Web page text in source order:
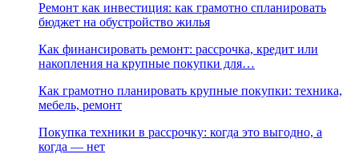
Ремонт как инвестиция: как грамотно спланировать
бюджет на обустройство жилья
Как финансировать ремонт: рассрочка, кредит или
накопления на крупные покупки для…
Как грамотно планировать крупные покупки: техника,
мебель, ремонт
Покупка техники в рассрочку: когда это выгодно, а
когда — нет